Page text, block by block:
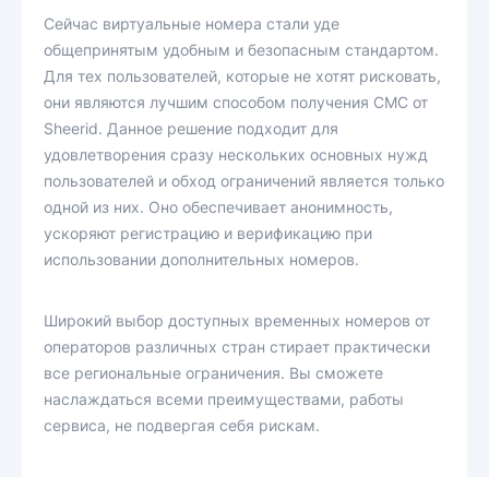
Сейчас виртуальные номера стали уде
общепринятым удобным и безопасным стандартом.
Для тех пользователей, которые не хотят рисковать,
они являются лучшим способом получения СМС от
Sheerid. Данное решение подходит для
удовлетворения сразу нескольких основных нужд
пользователей и обход ограничений является только
одной из них. Оно обеспечивает анонимность,
ускоряют регистрацию и верификацию при
использовании дополнительных номеров.
Широкий выбор доступных временных номеров от
операторов различных стран стирает практически
все региональные ограничения. Вы сможете
наслаждаться всеми преимуществами, работы
сервиса, не подвергая себя рискам.